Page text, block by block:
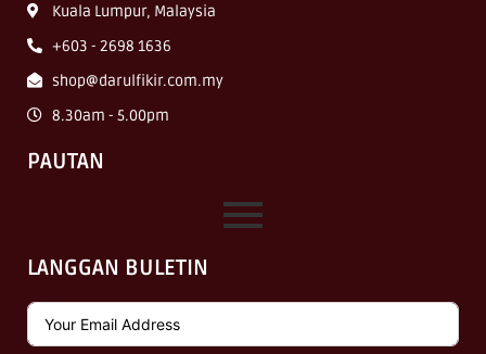
Kuala Lumpur, Malaysia
+603 - 2698 1636
shop@darulfikir.com.my
8.30am - 5.00pm
PAUTAN
LANGGAN BULETIN